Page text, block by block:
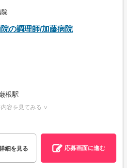
院
の調理師/加藤病院
根駅
容を見てみる ∨
細を見る 応募画面に進む